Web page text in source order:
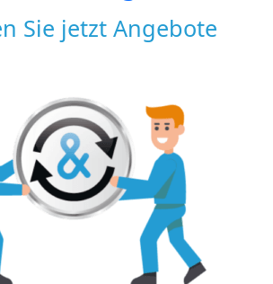
Sie jetzt Angebote